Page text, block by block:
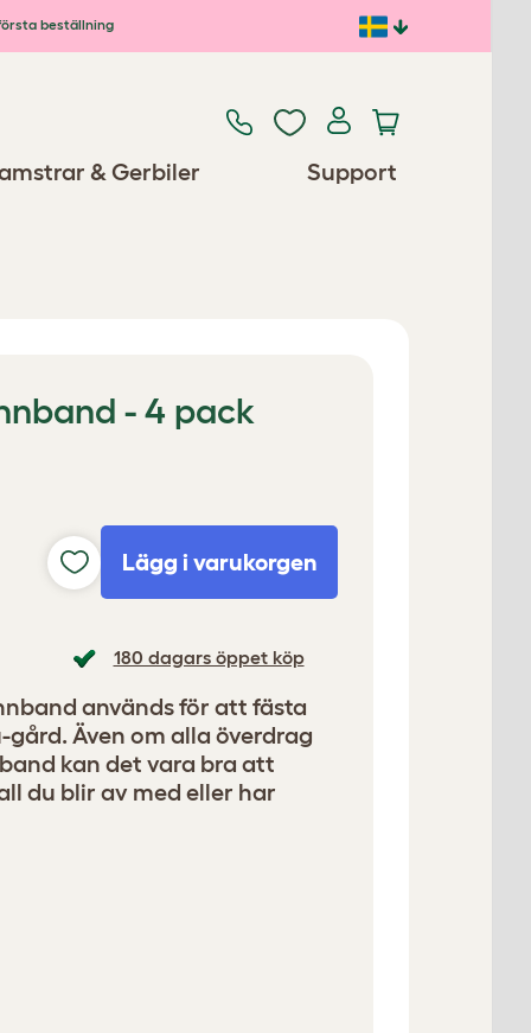
beställning
& Gerbiler Support
- 4 pack
Lägg i varukorgen
180 dagars öppet köp
används för att fästa
gård. Även om alla överdrag
kan det vara bra att
du blir av med eller har